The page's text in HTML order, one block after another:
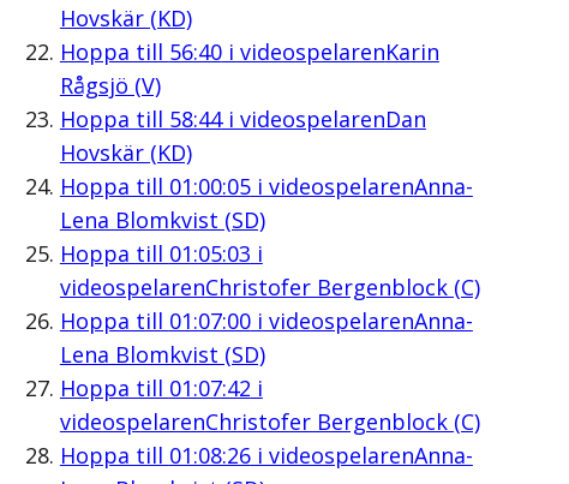
Hovskär (KD)
Hoppa till 56:40i videospelarenKarin
Rågsjö (V)
Hoppa till 58:44i videospelarenDan
Hovskär (KD)
Hoppa till 01:00:05i videospelarenAnna-
Lena Blomkvist (SD)
Hoppa till 01:05:03 i
videospelarenChristofer Bergenblock (C)
Hoppa till 01:07:00i videospelarenAnna-
Lena Blomkvist (SD)
Hoppa till 01:07:42 i
videospelarenChristofer Bergenblock (C)
Hoppa till 01:08:26i videospelarenAnna-